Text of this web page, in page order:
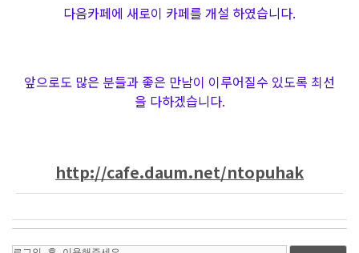
다음카페에 새로이 카페를 개설 하였습니다.
앞으로도 많은 분들과 좋은 만남이 이루어질수 있도록 최선
을 다하겠습니다.
http://cafe.daum.net/ntopuhak